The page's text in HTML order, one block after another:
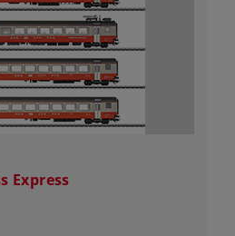
Express